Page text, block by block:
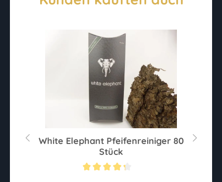
White Elephant Pfeifenreiniger 80
Stück